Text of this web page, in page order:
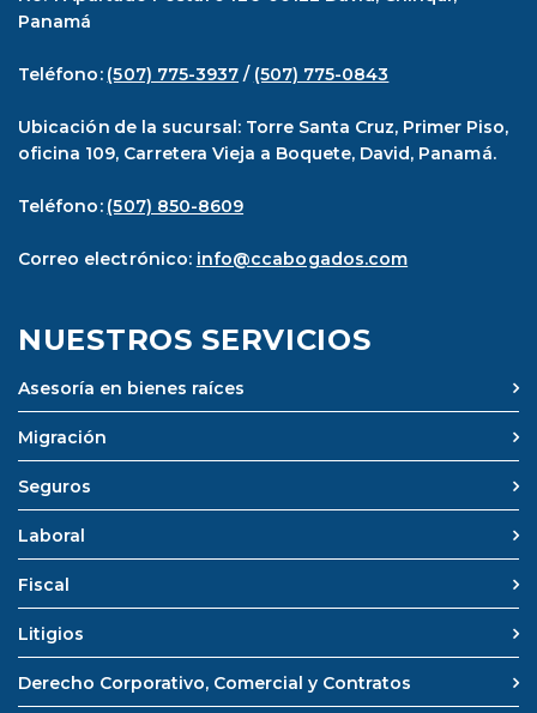
Panamá
Teléfono: (507) 775-3937 / (507) 775-0843
Ubicación de la sucursal: Torre Santa Cruz, Primer Piso,
oficina 109, Carretera Vieja a Boquete, David, Panamá.
Teléfono: (507) 850-8609
Correo electrónico: info@ccabogados.com
NUESTROS SERVICIOS
Asesoría en bienes raíces
Migración
Seguros
Laboral
Fiscal
Litigios
Derecho Corporativo, Comercial y Contratos